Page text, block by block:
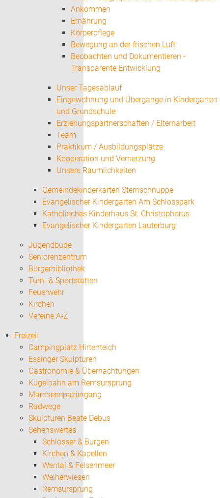
Ankommen
Ernährung
Körperpflege
Bewegung an der frischen Luft
Beobachten und Dokumentieren -
Transparente Entwicklung
Unser Tagesablauf
Eingewöhnung und Übergänge in Kindergarten
und Grundschule
Erziehungspartnerschaften / Elternarbeit
Team
Praktikum / Ausbildungsplätze
Kooperation und Vernetzung
Unsere Räumlichkeiten
Gemeindekinderkarten Sternschnuppe
Evangelischer Kindergarten Am Schlosspark
Katholisches Kinderhaus St. Christophorus
Evangelischer Kindergarten Lauterburg
Jugendbude
Seniorenzentrum
Bürgerbibliothek
Turn- & Sportstätten
Feuerwehr
Kirchen
Vereine A-Z
Freizeit
Campingplatz Hirtenteich
Essinger Skulpturen
Gastronomie & Übernachtungen
Kugelbahn am Remsursprung
Märchenspaziergang
Radwege
Skulpturen Beate Debus
Sehenswertes
Schlösser & Burgen
Kirchen & Kapellen
Wental & Felsenmeer
Weiherwiesen
Remsursprung